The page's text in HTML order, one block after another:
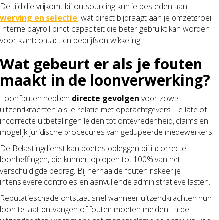
De tijd die vrijkomt bij outsourcing kun je besteden aan
werving en selectie, wat direct bijdraagt aan je omzetgroei.
Interne payroll bindt capaciteit die beter gebruikt kan worden
voor klantcontact en bedrijfsontwikkeling.
Wat gebeurt er als je fouten
maakt in de loonverwerking?
Loonfouten hebben directe gevolgen voor zowel
uitzendkrachten als je relatie met opdrachtgevers. Te late of
incorrecte uitbetalingen leiden tot ontevredenheid, claims en
mogelijk juridische procedures van gedupeerde medewerkers.
De Belastingdienst kan boetes opleggen bij incorrecte
loonheffingen, die kunnen oplopen tot 100% van het
verschuldigde bedrag. Bij herhaalde fouten riskeer je
intensievere controles en aanvullende administratieve lasten.
Reputatieschade ontstaat snel wanneer uitzendkrachten hun
loon te laat ontvangen of fouten moeten melden. In de